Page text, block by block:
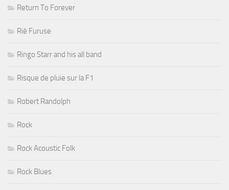
Return To Forever
Rié Furuse
Ringo Starr and his all band
Risque de pluie sur la F1
Robert Randolph
Rock
Rock Acoustic Folk
Rock Blues